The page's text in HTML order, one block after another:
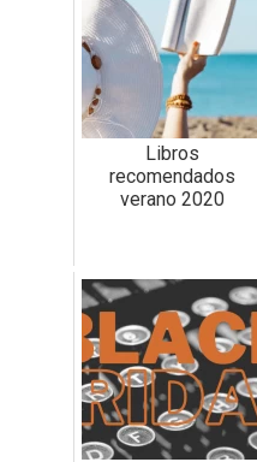
Libros
recomendados
verano 2020